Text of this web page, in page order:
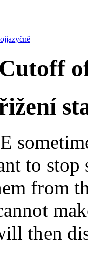
to
from
then